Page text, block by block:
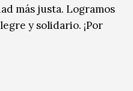
más justa. Logramos
y solidario. ¡Por